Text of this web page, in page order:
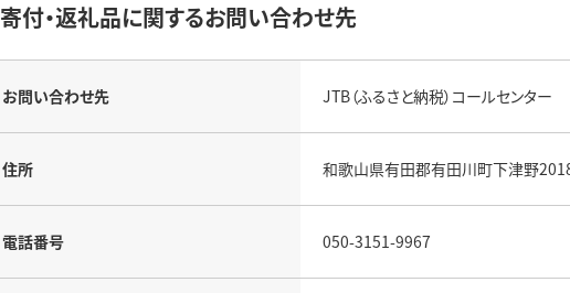
寄付・返礼品に関するお問い合わせ先
お問い合わせ先 JTB（ふるさと納税）コールセンター
住所 和歌山県有田郡有田川町下津野
電話番号 050-3151-9967